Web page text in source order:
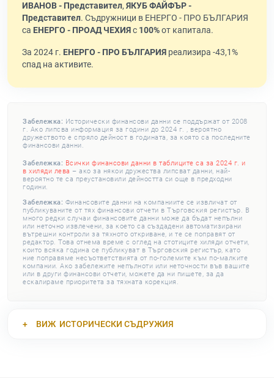
ИВАНОВ - Представител, ЯКУБ ФАЙФЪР -
Представител. Съдружници в ЕНЕРГО - ПРО БЪЛГАРИЯ
са ЕНЕРГО - ПРОАД ЧЕХИЯс 100%от капитала.
За 2024 г. ЕНЕРГО - ПРО БЪЛГАРИЯ реализира -43,1%
спад на активите.
Забележка: Исторически финансови данни се поддържат от 2008
г. Ако липсва информация за години до 2024 г. , вероятно
дружеството е спряло дейност в годината, за която са последните
финансови данни.
Забележка: Всички финансови данни в таблиците са за 2024 г. и
в хиляди лева – ако за някои дружества липсват данни, най-
вероятно те са преустановили дейността си още в предходни
години.
Забележка: Финансовите данни на компаниите се извличат от
публикуваните от тях финансови отчети в Търговския регистър. В
много редки случаи финансовите данни може да бъдат непълни
или неточно извлечени, за което са създадени автоматизирани
вътрешни контроли за тяхното откриване, и те се поправят от
редактор. Това отнема време с оглед на стотиците хиляди отчети,
които всяка година се публикуват в Търговския регистър, като
ние поправяме несъответствията от по-големите към по-малките
компании. Ако забележите непълноти или неточности във вашите
или в други финансови отчети, можете да ни пишете, за да
ескалираме приоритета за тяхната корекция.
ВИЖ ИСТОРИЧЕСКИ СЪДРУЖИЯ